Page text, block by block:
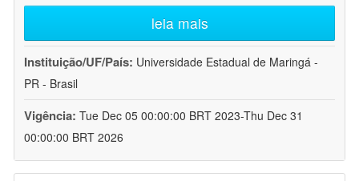
leia mais
Instituição/UF/País: Universidade Estadual de Maringá -
PR - Brasil
Vigência: Tue Dec 05 00:00:00 BRT 2023-Thu Dec 31
00:00:00 BRT 2026